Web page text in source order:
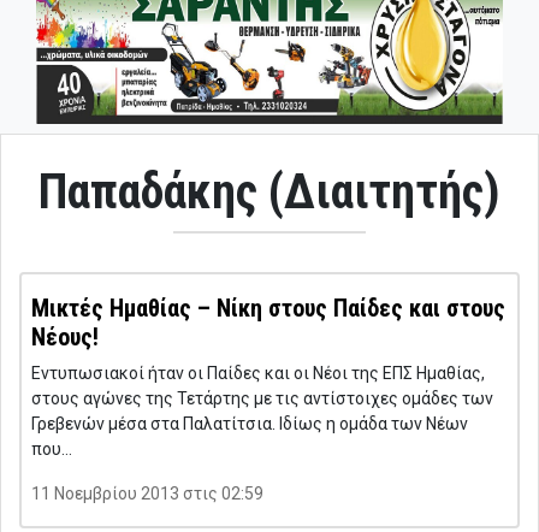
Παπαδάκης (Διαιτητής)
Μικτές Ημαθίας – Νίκη στους Παίδες και στους
Νέους!
Εντυπωσιακοί ήταν οι Παίδες και οι Νέοι της ΕΠΣ Ημαθίας,
στους αγώνες της Τετάρτης με τις αντίστοιχες ομάδες των
Γρεβενών μέσα στα Παλατίτσια. Ιδίως η ομάδα των Νέων
που…
11 Νοεμβρίου 2013 στις 02:59